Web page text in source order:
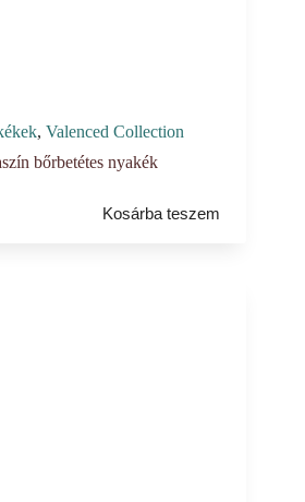
,Valenced Collection
bőrbetétes nyakék
Kosárba teszem